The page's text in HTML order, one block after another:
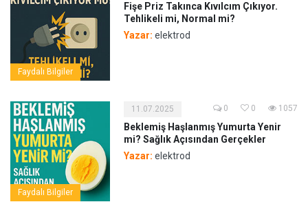
Faydalı Bilgiler
Fişe Priz Takınca Kıvılcım Çıkıyor.
Tehlikeli mi, Normal mi?
Yazar: elektrod
Faydalı Bilgiler
11.07.2025 0 0 1057
Beklemiş Haşlanmış Yumurta Yenir
mi? Sağlık Açısından Gerçekler
Yazar: elektrod